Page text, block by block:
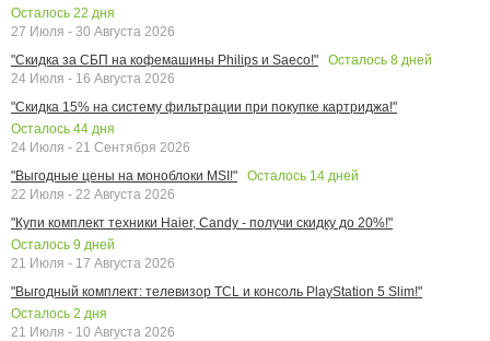
Осталось 22 дня
27 Июля - 30 Августа 2026
"Скидка за СБП на кофемашины Philips и Saeco!"
Осталось 8 дней
24 Июля - 16 Августа 2026
"Скидка 15% на систему фильтрации при покупке картриджа!"
Осталось 44 дня
24 Июля - 21 Сентября 2026
"Выгодные цены на моноблоки MSI!"
Осталось 14 дней
22 Июля - 22 Августа 2026
"Купи комплект техники Haier, Candy - получи скидку до 20%!"
Осталось 9 дней
21 Июля - 17 Августа 2026
"Выгодный комплект: телевизор TCL и консоль PlayStation 5 Slim!"
Осталось 2 дня
21 Июля - 10 Августа 2026